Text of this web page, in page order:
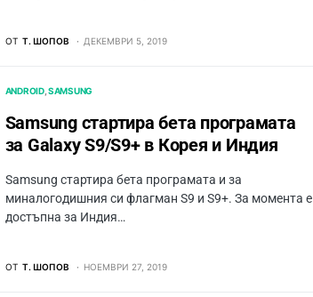
ОТ Т. ШОПОВ ДЕКЕМВРИ 5, 2019
ANDROID SAMSUNG
Samsung стартира бета програмата
за Galaxy S9/S9+ в Корея и Индия
Samsung стартира бета програмата и за
миналогодишния си флагман S9 и S9+. За момента е
достъпна за Индия…
ОТ Т. ШОПОВ НОЕМВРИ 27, 2019